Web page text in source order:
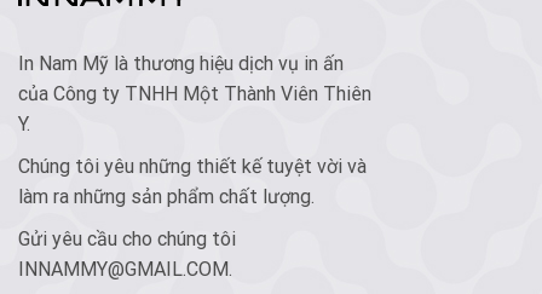
In Nam Mỹ là thương hiệu dịch vụ in ấn
của Công ty TNHH Một Thành Viên Thiên
Y.
Chúng tôi yêu những thiết kế tuyệt vời và
làm ra những sản phẩm chất lượng.
Gửi yêu cầu cho chúng tôi
INNAMMY@GMAIL.COM.